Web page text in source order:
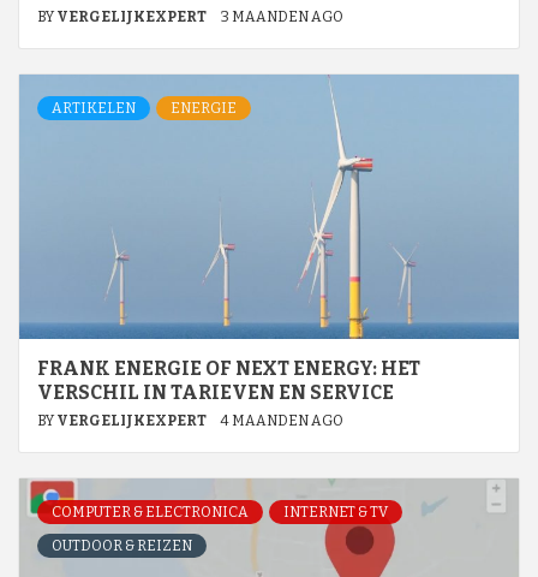
BY VERGELIJKEXPERT 3 MAANDEN AGO
ARTIKELEN ENERGIE
FRANK ENERGIE OF NEXT ENERGY: HET
VERSCHIL IN TARIEVEN EN SERVICE
BY VERGELIJKEXPERT 4 MAANDEN AGO
COMPUTER & ELECTRONICA
INTERNET & TV
OUTDOOR & REIZEN